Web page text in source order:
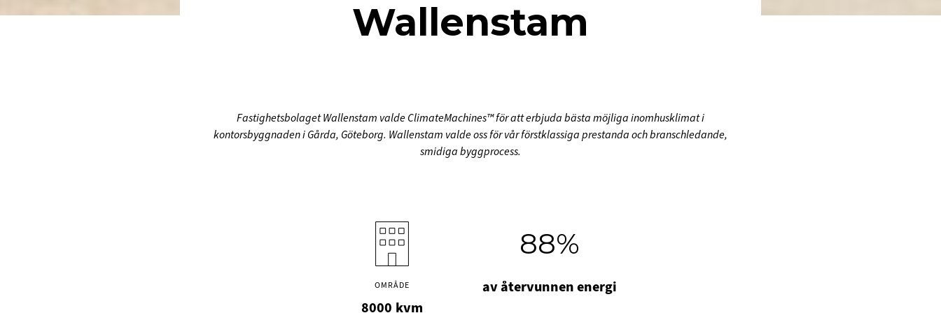
Wallenstam
Fastighetsbolaget Wallenstam valde ClimateMachines™ för att erbjuda bästa möjliga inomhusklimat i
kontorsbyggnaden i Gårda, Göteborg. Wallenstam valde oss för vår förstklassiga prestanda och branschledande,
smidiga byggprocess.
OMRÅDE
8000 kvm
88%
av återvunnen energi